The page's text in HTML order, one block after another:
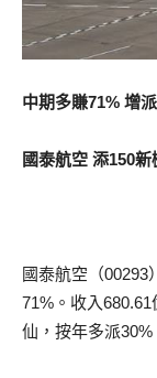
中期多賺71% 增
國泰航空 添150
國泰航空（00293
71%。收入
仙，按年多派30%